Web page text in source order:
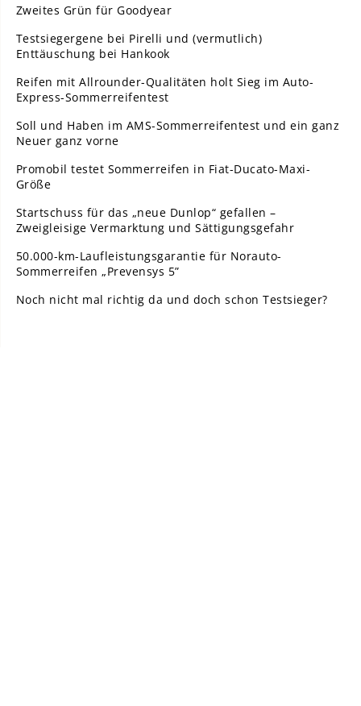
Zweites Grün für Goodyear
Testsiegergene bei Pirelli und (vermutlich)
Enttäuschung bei Hankook
Reifen mit Allrounder-Qualitäten holt Sieg im Auto-
Express-Sommerreifentest
Soll und Haben im AMS-Sommerreifentest und ein ganz
Neuer ganz vorne
Promobil testet Sommerreifen in Fiat-Ducato-Maxi-
Größe
Startschuss für das „neue Dunlop“ gefallen –
Zweigleisige Vermarktung und Sättigungsgefahr
50.000-km-Laufleistungsgarantie für Norauto-
Sommerreifen „Prevensys 5”
Noch nicht mal richtig da und doch schon Testsieger?